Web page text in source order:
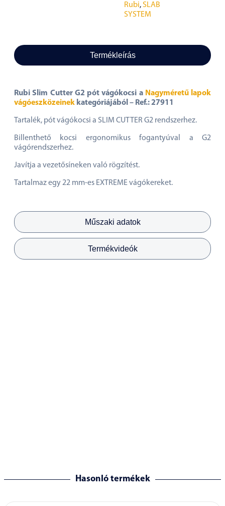
Rubi,SLAB
SYSTEM
Termékleírás
Műszaki adatok
Termékvideók
Rubi Slim Cutter G2 pót vágókocsi a Nagyméretű lapok
vágóeszközeinek kategóriájából – Ref.: 27911
Tartalék, pót vágókocsi a SLIM CUTTER G2 rendszerhez.
Billenthető kocsi ergonomikus fogantyúval a G2
vágórendszerhez.
Javítja a vezetősíneken való rögzítést.
Tartalmaz egy 22 mm-es EXTREME vágókereket.
Hasonló termékek